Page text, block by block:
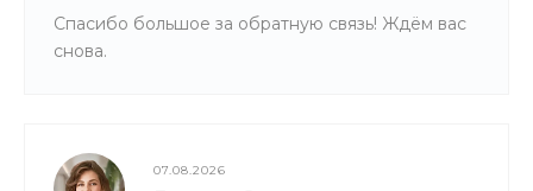
Спасибо большое за обратную связь! Ждём вас
снова.
07.08.2026